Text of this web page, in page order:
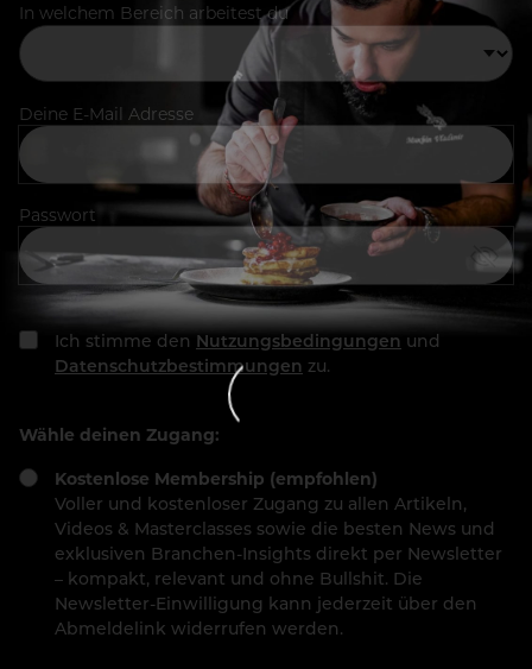
In welchem Bereich arbeitest du
Deine E-Mail Adresse
Passwort
Ich stimme den Nutzungsbedingungen und
Datenschutzbestimmungen zu.
Wähle deinen Zugang:
Kostenlose Membership (empfohlen)
Voller und kostenloser Zugang zu allen Artikeln,
Videos & Masterclasses sowie die besten News und
exklusiven Branchen-Insights direkt per Newsletter
– kompakt, relevant und ohne Bullshit. Die
Newsletter-Einwilligung kann jederzeit über den
Abmeldelink widerrufen werden.